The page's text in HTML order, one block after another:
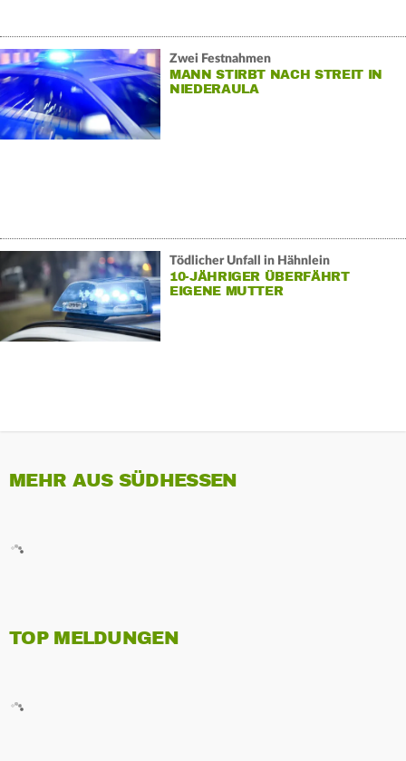
Zwei Festnahmen
MANN STIRBT NACH STREIT IN
NIEDERAULA
Tödlicher Unfall in Hähnlein
10-JÄHRIGER ÜBERFÄHRT
EIGENE MUTTER
MEHR AUS SÜDHESSEN
TOP MELDUNGEN